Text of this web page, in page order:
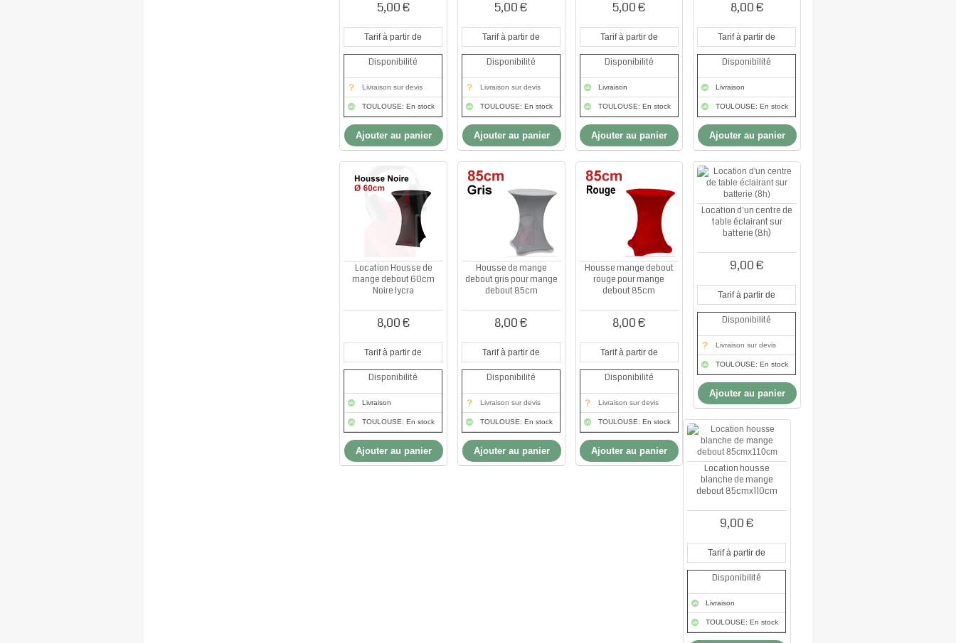
5,00 €
Tarif à partir de
Disponibilité
Livraison sur devis
TOULOUSE: En stock
Ajouter au panier
5,00 €
Tarif à partir de
Disponibilité
Livraison sur devis
TOULOUSE: En stock
Ajouter au panier
5,00 €
Tarif à partir de
Disponibilité
Livraison
TOULOUSE: En stock
Ajouter au panier
8,00 €
Tarif à partir de
Disponibilité
Livraison
TOULOUSE: En stock
Ajouter au panier
Location Housse de
mange debout 60cm
Noire lycra
8,00 €
Tarif à partir de
Disponibilité
Livraison
TOULOUSE: En stock
Ajouter au panier
Housse de mange
debout gris pour mange
debout 85cm
8,00 €
Tarif à partir de
Disponibilité
Livraison sur devis
TOULOUSE: En stock
Ajouter au panier
Housse mange debout
rouge pour mange
debout 85cm
8,00 €
Tarif à partir de
Disponibilité
Livraison sur devis
TOULOUSE: En stock
Ajouter au panier
Location d'un centre de
table éclairant sur
batterie (8h)
9,00 €
Tarif à partir de
Disponibilité
Livraison sur devis
TOULOUSE: En stock
Ajouter au panier
Location housse
blanche de mange
debout 85cmx110cm
9,00 €
Tarif à partir de
Disponibilité
Livraison
TOULOUSE: En stock